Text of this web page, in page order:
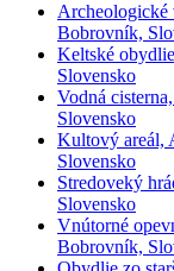
Archeologické
Bobrovník,
Keltské
Slovensko
Vodná
Slovensko
Kultový areál,
Slovensko
Stredoveký
Slovensko
Vnútorné
Bobrovník,